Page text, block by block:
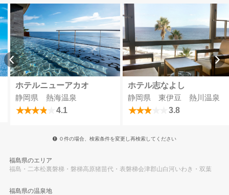
ホテルニューアカオ
静岡県 熱海温泉
4.1
ホテル志なよし
静岡県 東伊豆 熱川温泉
3.8
０件の場合、検索条件を変更し再検索してください
福島県のエリア
福島・二本松裏磐梯・磐梯高原猪苗代・表磐梯会津郡山白河いわき・双葉
福島県の温泉地